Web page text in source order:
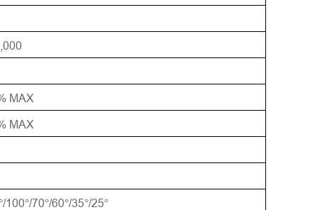
MAX
MAX
/100°/70°/60°/35°/25°